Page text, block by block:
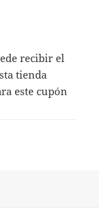
recibir el
tienda
este cupón